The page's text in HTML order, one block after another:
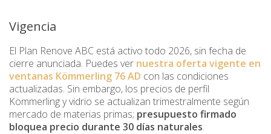
Vigencia
El Plan Renove ABC está activo todo 2026, sin fecha de
cierre anunciada. Puedes ver nuestra oferta vigente en
ventanas Kömmerling 76 AD con las condiciones
actualizadas. Sin embargo, los precios de perfil
Kömmerling y vidrio se actualizan trimestralmente según
mercado de materias primas; presupuesto firmado
bloquea precio durante 30 días naturales.